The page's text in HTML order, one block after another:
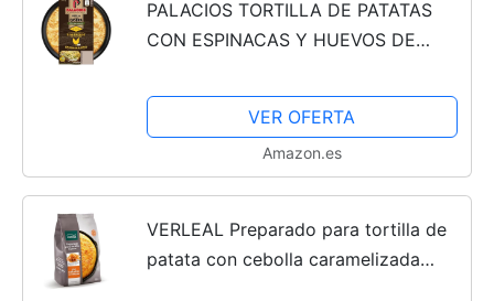
PALACIOS TORTILLA DE PATATAS
CON ESPINACAS Y HUEVOS DE
300 GR.
VER OFERTA
Amazon.es
VERLEAL Preparado para tortilla de
patata con cebolla caramelizada